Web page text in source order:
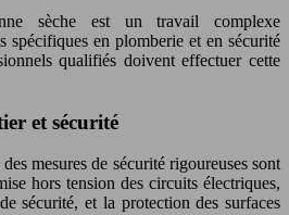
sèche est un travail complexe
spécifiques en plomberie et en sécurité
qualifiés doivent effectuer cette
et sécurité
mesures de sécurité rigoureuses sont
hors tension des circuits électriques,
sécurité, et la protection des surfaces